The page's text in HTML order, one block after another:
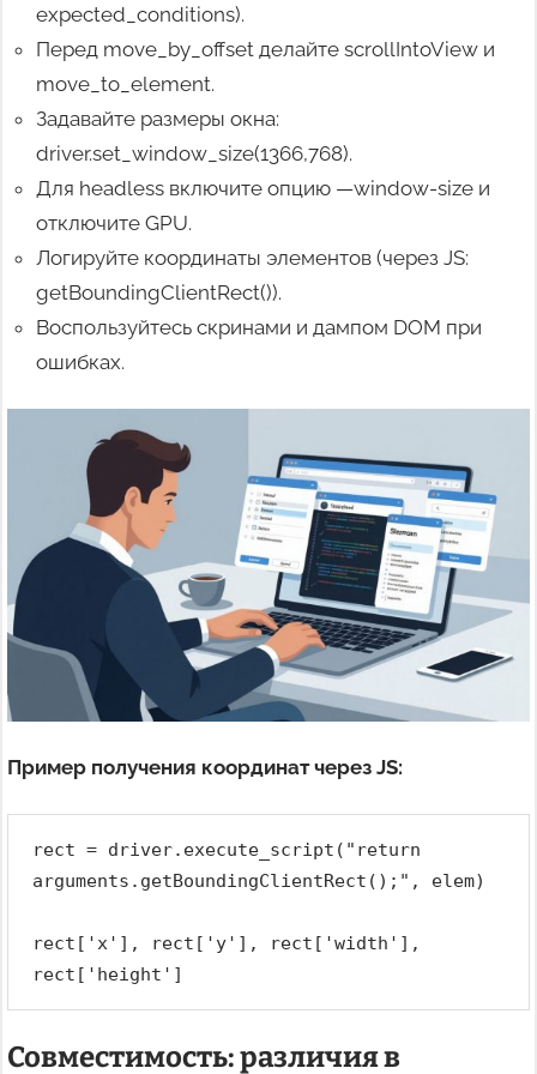
expected_conditions).
Перед move_by_offset делайте scrollIntoView и
move_to_element.
Задавайте размеры окна:
driver.set_window_size(1366,768).
Для headless включите опцию —window-size и
отключите GPU.
Логируйте координаты элементов (через JS:
getBoundingClientRect()).
Воспользуйтесь скринами и дампом DOM при
ошибках.
Пример получения координат через JS:
rect = driver.execute_script("return
arguments.getBoundingClientRect();", elem)
rect['x'], rect['y'], rect['width'],
rect['height']
Совместимость: различия в